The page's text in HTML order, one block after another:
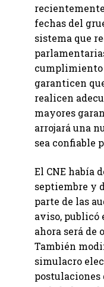
fechas del
sistema que
cumplimiento
garanticen
realicen
mayores
arrojará una
sea confiable
El CNE había
septiembre y
parte de las
aviso, publicó
ahora será de
También
simulacro
postulaciones